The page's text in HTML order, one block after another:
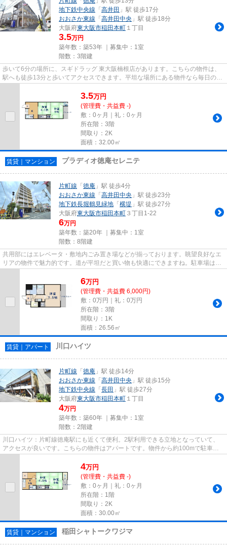
地下鉄中央線 「高井田 」駅 徒歩17分
おおさか東線 「高井田中央 」駅 徒歩18分
大阪府東大阪市稲田本町 １丁目
3.5万円
築年数：築53年 ｜募集中： 1室
階数：3階建
歩いて6分の場所に、スギドラッグ 東大阪楠根店があります。こちらの物件は、
駅へも徒歩13分と歩いてアクセスできます。平坦な場所にある物件なら毎日の移
動も快適です。アレルギー予...
3.5万円
(管理費・共益費 -)
敷：0ヶ月｜礼：0ヶ月
所在階：3階
間取り：2K
面積：32.00㎡
賃貸｜マンション プラディオ徳庵セレニテ
片町線 「徳庵 」駅 徒歩4分
おおさか東線 「高井田中央 」駅 徒歩23分
地下鉄長堀鶴見緑地 「横堤 」駅 徒歩27分
大阪府東大阪市稲田本町 ３丁目1-22
6万円
築年数：築20年 ｜募集中： 1室
階数：8階建
共用部にはエレベータ・敷地内ごみ置き場などが揃っております。眺望良好なエ
リアの物件で魅力的です。道が平坦だと買い物も快適にできますね。駐車場は物
件から約100mです。徒歩4分で...
6万円
(管理費・共益費 6,000円)
敷：0万円｜礼：0万円
所在階：3階
間取り：1K
面積：26.56㎡
賃貸｜アパート 川口ハイツ
片町線 「徳庵 」駅 徒歩14分
おおさか東線 「高井田中央 」駅 徒歩15分
地下鉄中央線 「長田 」駅 徒歩27分
大阪府東大阪市稲田本町 １丁目
4万円
築年数：築60年 ｜募集中： 1室
階数：2階建
川口ハイツ：片町線徳庵駅にも近くて便利。2駅利用できる立地となっていて、
アクセスが良いです。こちらの物件はアパートです。物件から約100mで駐車場
に行けます。当社スタッフが地域...
4万円
(管理費・共益費 -)
敷：0ヶ月｜礼：0ヶ月
所在階：1階
間取り：2K
面積：30.00㎡
賃貸｜マンション 稲田シャトークワジマ